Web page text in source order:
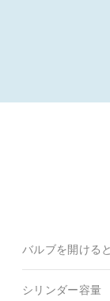
バルブを開ける
シリンダー容量